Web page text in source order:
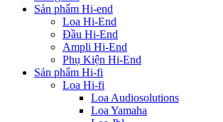
Sản phẩm Hi-end
Loa Hi-End
Đầu Hi-End
Ampli Hi-End
Phụ Kiện Hi-End
Sản phẩm Hi-fi
Loa Hi-fi
Loa Audiosolutions
Loa Yamaha